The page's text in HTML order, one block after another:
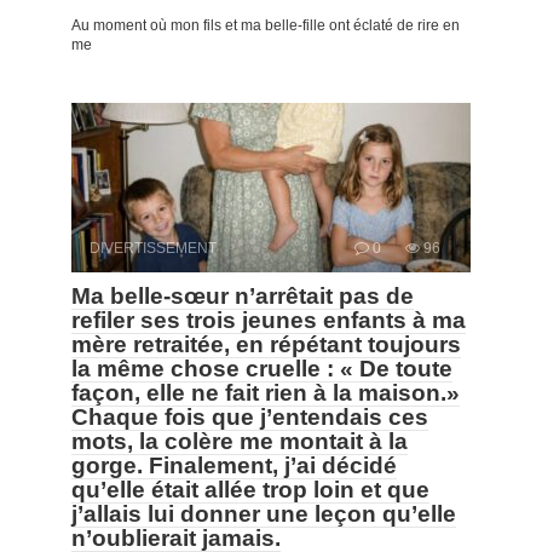
Au moment où mon fils et ma belle-fille ont éclaté de rire en
me
DIVERTISSEMENT 0 96
Ma belle-sœur n’arrêtait pas de
refiler ses trois jeunes enfants à ma
mère retraitée, en répétant toujours
la même chose cruelle : « De toute
façon, elle ne fait rien à la maison.»
Chaque fois que j’entendais ces
mots, la colère me montait à la
gorge. Finalement, j’ai décidé
qu’elle était allée trop loin et que
j’allais lui donner une leçon qu’elle
n’oublierait jamais.